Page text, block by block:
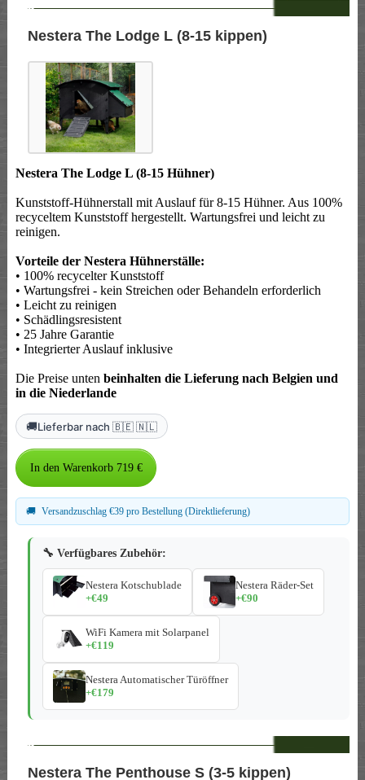
--
Nestera The Lodge L (8-15 kippen)
Nestera The Lodge L (8-15 Hühner)
Kunststoff-Hühnerstall mit Auslauf für 8-15 Hühner. Aus 100%
recyceltem Kunststoff hergestellt. Wartungsfrei und leicht zu
reinigen.
Vorteile der Nestera Hühnerställe:
• 100% recycelter Kunststoff
• Wartungsfrei - kein Streichen oder Behandeln erforderlich
• Leicht zu reinigen
• Schädlingsresistent
• 25 Jahre Garantie
• Integrierter Auslauf inklusive
Die Preise unten beinhalten die Lieferung nach Belgien und
in die Niederlande
🚚Lieferbar nach 🇧🇪 🇳🇱
🚚 Versandzuschlag €39 pro Bestellung (Direktlieferung)
🔧 Verfügbares Zubehör:
Nestera Kotschublade
+€49
Nestera Räder-Set
+€90
WiFi Kamera mit Solarpanel
+€119
Nestera Automatischer Türöffner
+€179
--
Nestera The Penthouse S (3-5 kippen)